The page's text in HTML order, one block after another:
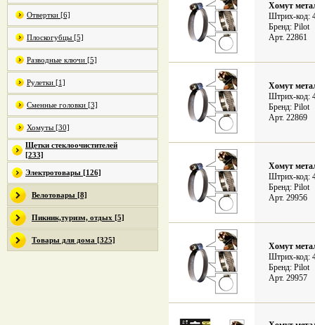
Отвертки [6]
Плоскогубцы [5]
Разводные ключи [5]
Рулетки [1]
Сменные головки [3]
Хомуты [30]
Щетки стеклоочистителей
[233]
Электротовары [126]
Велотовары [8]
Пикник,туризм, отдых [5]
Товары для дома [325]
Хомут
Штрих-код:
Бренд: Pilot
Арт. 22861
Хомут
Штрих-код:
Бренд: Pilot
Арт. 22869
Хомут
Штрих-код:
Бренд: Pilot
Арт. 29956
Хомут
Штрих-код:
Бренд: Pilot
Арт. 29957